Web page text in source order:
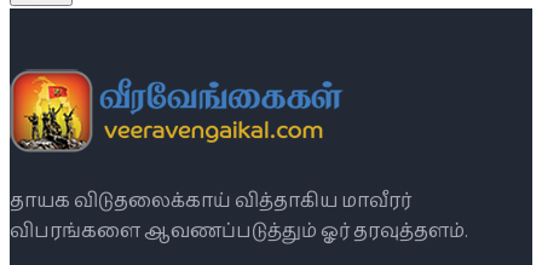
தாயக விடுதலைக்காய் வித்தாகிய மாவீரர்
விபரங்களை ஆவணப்படுத்தும் ஓர் தரவுத்தளம்.